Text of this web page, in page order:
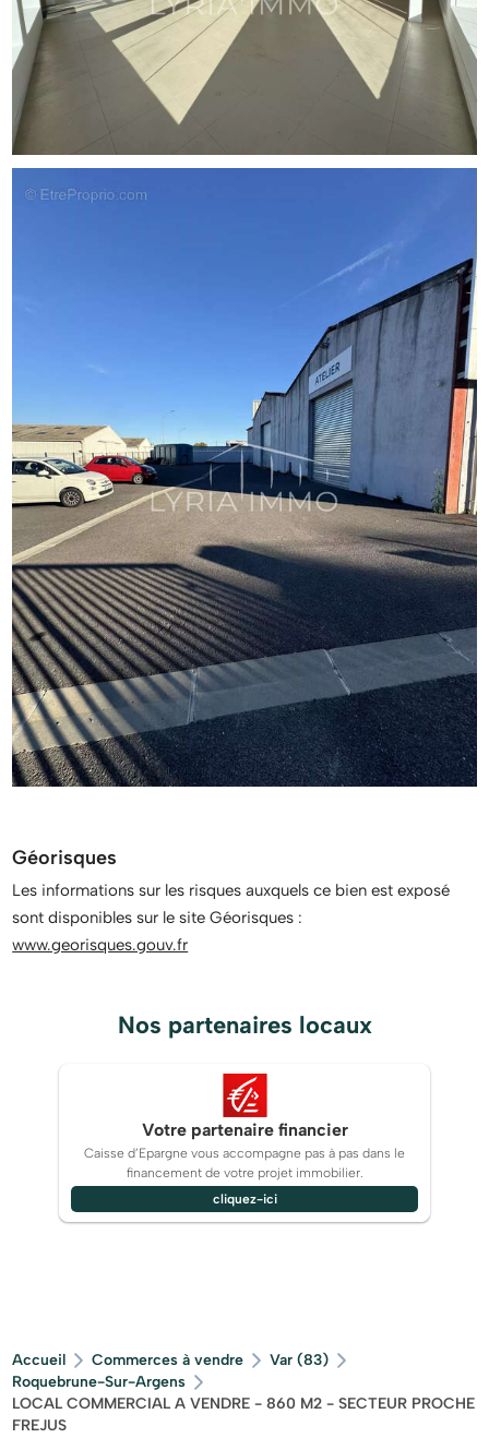
Géorisques
Les informations sur les risques auxquels ce bien est exposé
sont disponibles sur le site Géorisques :
www.georisques.gouv.fr
Nos partenaires locaux
Votre partenaire financier
Caisse d’Epargne vous accompagne pas à pas dans le
financement de votre projet immobilier.
cliquez-ici
Accueil Commerces à vendre
Var (83)
Roquebrune-Sur-Argens
LOCAL COMMERCIAL A VENDRE - 860 M2 - SECTEUR PROCHE
FREJUS